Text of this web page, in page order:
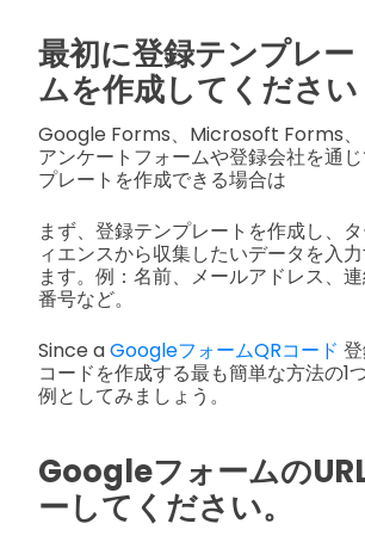
最初に登録テンプレー
ムを作成してください
Google Forms、Microsoft Forms、
アンケートフォームや登録会社を通
プレートを作成できる場合は
まず、登録テンプレートを作成し、
ィエンスから収集したいデータを入
ます。例：名前、メールアドレス、
番号など。
Since aGoogleフォームQRコード
コードを作成する最も簡単な方法の1
例としてみましょう。
Googleフォームの
ーしてください。